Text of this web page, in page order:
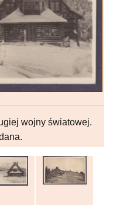
wojny światowej.